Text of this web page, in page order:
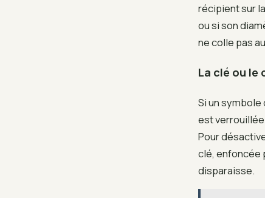
récipient sur
ou si son
ne colle pas
La clé ou le
Si un
est
Pour
clé, enfoncée
disparaisse.